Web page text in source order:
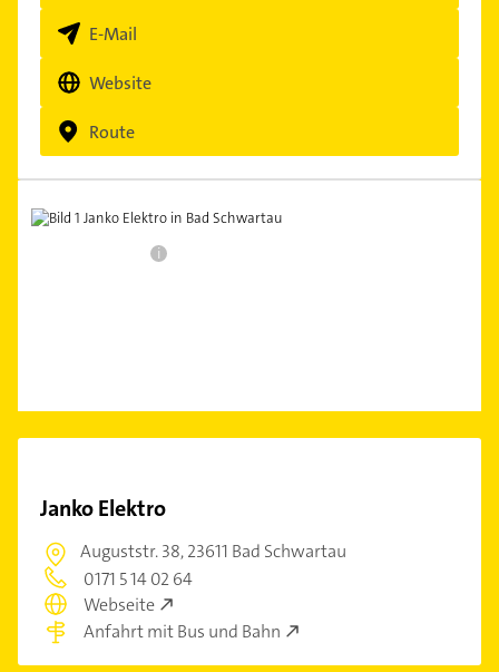
E-Mail
Website
Route
i
Janko Elektro
Auguststr. 38,23611 Bad Schwartau
0171 5 14 02 64
Webseite
Anfahrt mit Bus und Bahn